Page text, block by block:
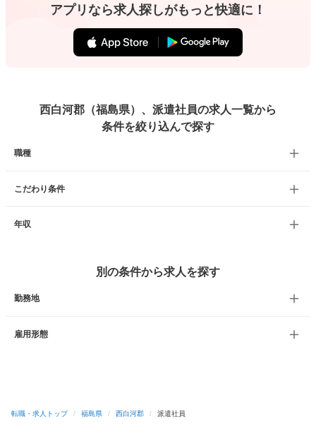
アプリなら求人探しがもっと快適に！
西白河郡（福島県）、派遣社員の求人一覧から
条件を絞り込んで探す
職種
こだわり条件
年収
別の条件から求人を探す
勤務地
雇用形態
転職・求人トップ / 福島県 / 西白河郡 / 派遣社員